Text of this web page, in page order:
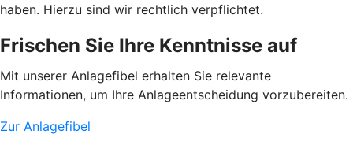
haben. Hierzu sind wir rechtlich verpflichtet.
Frischen Sie Ihre Kenntnisse auf
Mit unserer Anlagefibel erhalten Sie relevante
Informationen, um Ihre Anlageentscheidung vorzubereiten.
Zur Anlagefibel